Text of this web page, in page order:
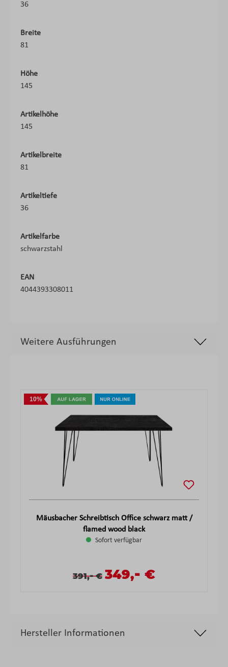
36
Breite
81
Höhe
145
Artikelhöhe
145
Artikelbreite
81
Artikeltiefe
36
Artikelfarbe
schwarzstahl
EAN
4044393308011
Weitere Ausführungen
10%
Mäusbacher Schreibtisch Office schwarz matt /
flamed wood black
Sofort verfügbar
Verkaufspreis:
Regulärer Preis:
391,-€ Verkaufspreis:
349,- €
Hersteller Informationen